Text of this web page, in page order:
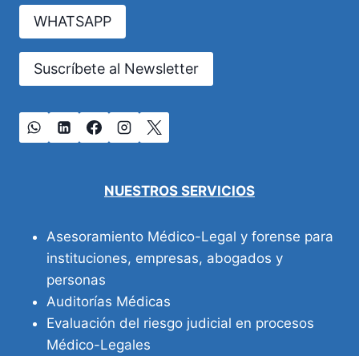
CIE-
WHATSAPP
Suscríbete al Newsletter
NUESTROS SERVICIOS
Asesoramiento Médico-Legal y forense para
instituciones, empresas, abogados y
personas
Auditorías Médicas
Evaluación del riesgo judicial en procesos
Médico-Legales